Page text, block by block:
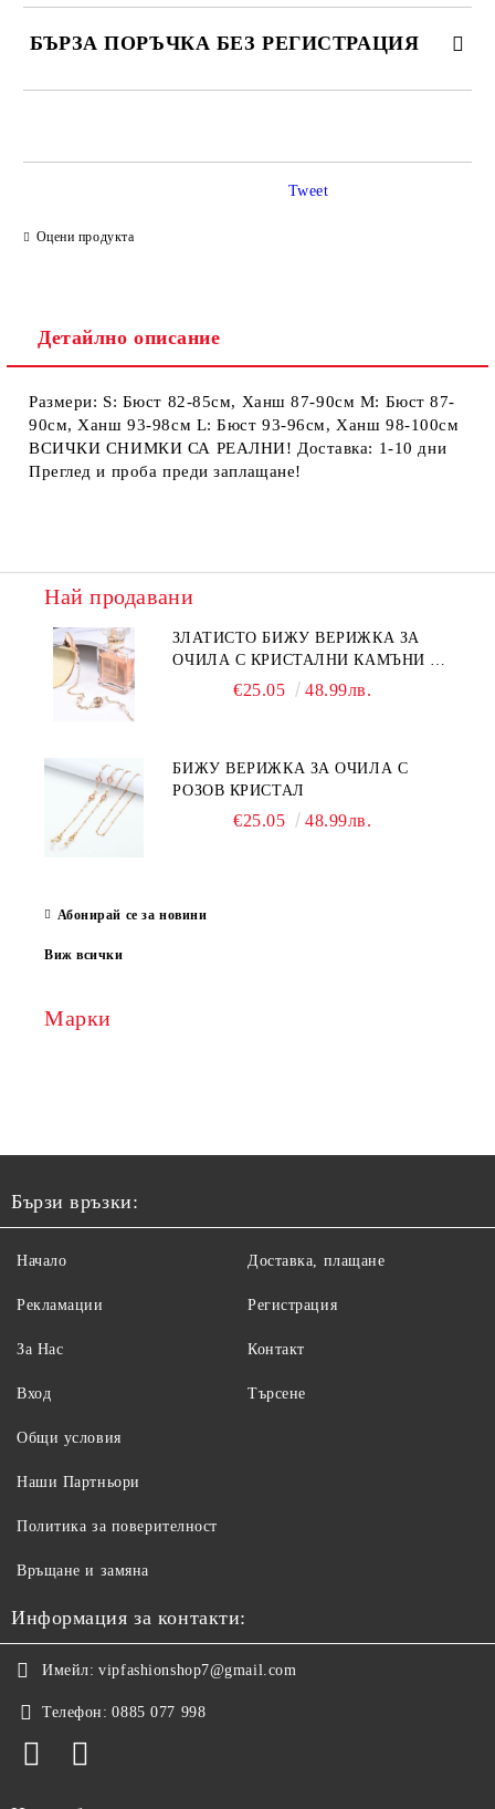
БЪРЗА ПОРЪЧКА БЕЗ РЕГИСТРАЦИЯ
Оцени продукта
Tweet
Детайлно описание
Размери: S: Бюст 82-85см, Ханш 87-90см М: Бюст 87-
90см, Ханш 93-98см L: Бюст 93-96см, Ханш 98-100см
ВСИЧКИ СНИМКИ СА РЕАЛНИ! Доставка: 1-10 дни
Преглед и проба преди заплащане!
Най продавани
ЗЛАТИСТО БИЖУ ВЕРИЖКА ЗА
ОЧИЛА С КРИСТАЛНИ КАМЪНИ И
€25.05 48.99лв.
БИЖУ ВЕРИЖКА ЗА ОЧИЛА С
РОЗОВ КРИСТАЛ
€25.05 48.99лв.
Абонирай се за новини
Виж всички
Марки
Бързи връзки:
Начало
Рекламации
За Нас
Вход
Доставка, плащане
Регистрация
Контакт
Търсене
Общи условия
Наши Партньори
Политика за поверителност
Връщане и замяна
Информация за контакти:
Имейл: vipfashionshop7@gmail.com
Телефон: 0885 077 998